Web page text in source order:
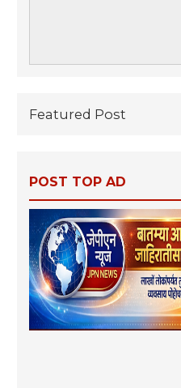
Featured Post
POST TOP AD